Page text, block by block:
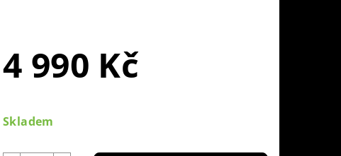
4 990 Kč
cena:
Skladem